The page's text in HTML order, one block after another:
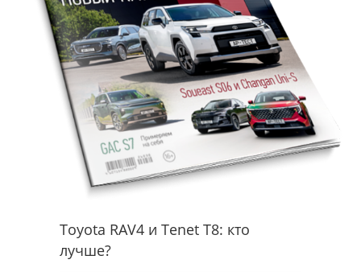
Toyota RAV4 и Tenet T8: кто
лучше?